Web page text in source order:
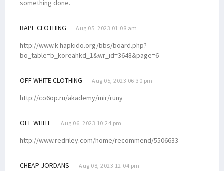
something done.
BAPE CLOTHING Aug 05, 2023 01:08 am
http://www.k-hapkido.org/bbs/board.php?
bo_table=b_koreahkd_1&wr_id=3648&page=6
OFF WHITE CLOTHING Aug 05, 2023 06:30 pm
http://co6op.ru/akademy/mir/runy
OFF WHITE Aug 06, 2023 10:24 pm
http://www.redriley.com/home/recommend/5506633
CHEAP JORDANS Aug 08, 2023 12:04 pm